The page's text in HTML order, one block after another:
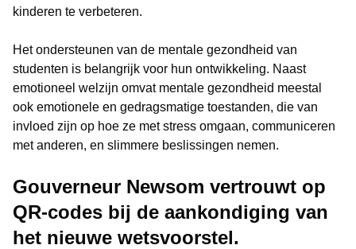
kinderen te verbeteren.
Het ondersteunen van de mentale gezondheid van
studenten is belangrijk voor hun ontwikkeling. Naast
emotioneel welzijn omvat mentale gezondheid meestal
ook emotionele en gedragsmatige toestanden, die van
invloed zijn op hoe ze met stress omgaan, communiceren
met anderen, en slimmere beslissingen nemen.
Gouverneur Newsom vertrouwt op
QR-codes bij de aankondiging van
het nieuwe wetsvoorstel.